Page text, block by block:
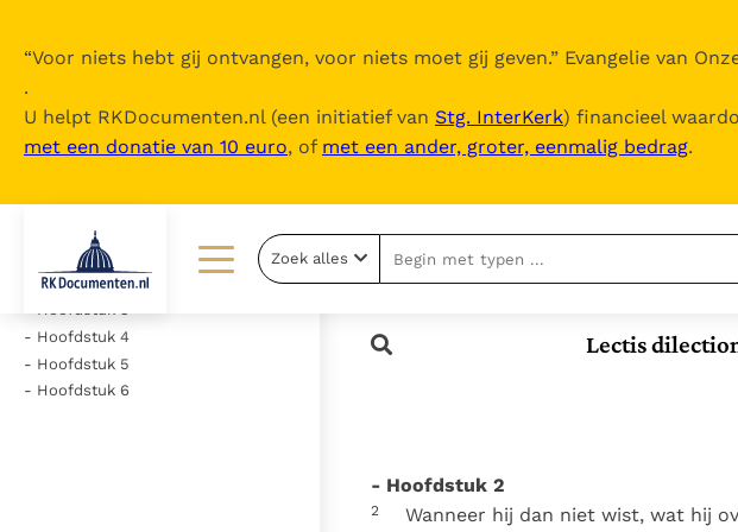
“Voor niets hebt gij ontvangen, voor niets moet gij geven.” Evangelie van
.
U helpt RKDocumenten.nl (een initiatief van Stg. InterKerk) financieel
met een donatie van 10 euro, of met een ander, groter, eenmalig bedrag.
Lezen
Documenten
Bijbel
Over ons
Over RK Documenten
Nieuwsbrief
Documenten
parel van Gods
Gods Koninkrijk
Zoek alles
Lectis
uitklappen
- Hoofdstuk 1
- Hoofdstuk 2
- Hoofdstuk 3
- Hoofdstuk 4
- Hoofdstuk 5
- Hoofdstuk 6
- Hoofdstuk 2
2
Wanneer hij dan niet wist, wat hij